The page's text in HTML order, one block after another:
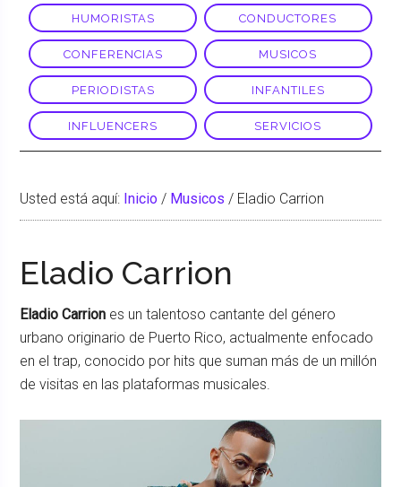
HUMORISTAS CONDUCTORES
CONFERENCIAS MUSICOS
PERIODISTAS INFANTILES
INFLUENCERS SERVICIOS
Usted está aquí: Inicio / Musicos / Eladio Carrion
Eladio Carrion
Eladio Carrion es un talentoso cantante del género
urbano originario de Puerto Rico, actualmente enfocado
en el trap, conocido por hits que suman más de un millón
de visitas en las plataformas musicales.